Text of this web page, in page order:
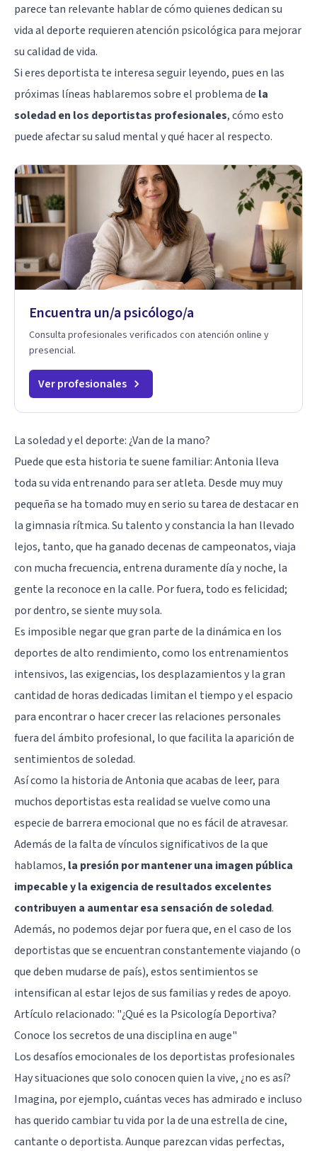
parece tan relevante hablar de cómo quienes dedican su
vida al deporte requieren atención psicológica para mejorar
su calidad de vida.
Si eres deportista te interesa seguir leyendo, pues en las
próximas líneas hablaremos sobre el problema de la
soledad en los deportistas profesionales, cómo esto
puede afectar su salud mental y qué hacer al respecto.
Encuentra un/a psicólogo/a
Consulta profesionales verificados con atención online y
presencial.
Ver profesionales
La soledad y el deporte: ¿Van de la mano?
Puede que esta historia te suene familiar: Antonia lleva
toda su vida entrenando para ser atleta. Desde muy muy
pequeña se ha tomado muy en serio su tarea de destacar en
la gimnasia rítmica. Su talento y constancia la han llevado
lejos, tanto, que ha ganado decenas de campeonatos, viaja
con mucha frecuencia, entrena duramente día y noche, la
gente la reconoce en la calle. Por fuera, todo es felicidad;
por dentro, se siente muy sola.
Es imposible negar que gran parte de la dinámica en los
deportes de alto rendimiento, como los entrenamientos
intensivos, las exigencias, los desplazamientos y la gran
cantidad de horas dedicadas limitan el tiempo y el espacio
para encontrar o hacer crecer las relaciones personales
fuera del ámbito profesional, lo que facilita la aparición de
sentimientos de soledad.
Así como la historia de Antonia que acabas de leer, para
muchos deportistas esta realidad se vuelve como una
especie de barrera emocional que no es fácil de atravesar.
Además de la falta de vínculos significativos de la que
hablamos, la presión por mantener una imagen pública
impecable y la exigencia de resultados excelentes
contribuyen a aumentar esa sensación de soledad.
Además, no podemos dejar por fuera que, en el caso de los
deportistas que se encuentran constantemente viajando (o
que deben mudarse de país), estos sentimientos se
intensifican al estar lejos de sus familias y redes de apoyo.
Artículo relacionado: "¿Qué es la Psicología Deportiva?
Conoce los secretos de una disciplina en auge"
Los desafíos emocionales de los deportistas profesionales
Hay situaciones que solo conocen quien la vive, ¿no es así?
Imagina, por ejemplo, cuántas veces has admirado e incluso
has querido cambiar tu vida por la de una estrella de cine,
cantante o deportista. Aunque parezcan vidas perfectas,